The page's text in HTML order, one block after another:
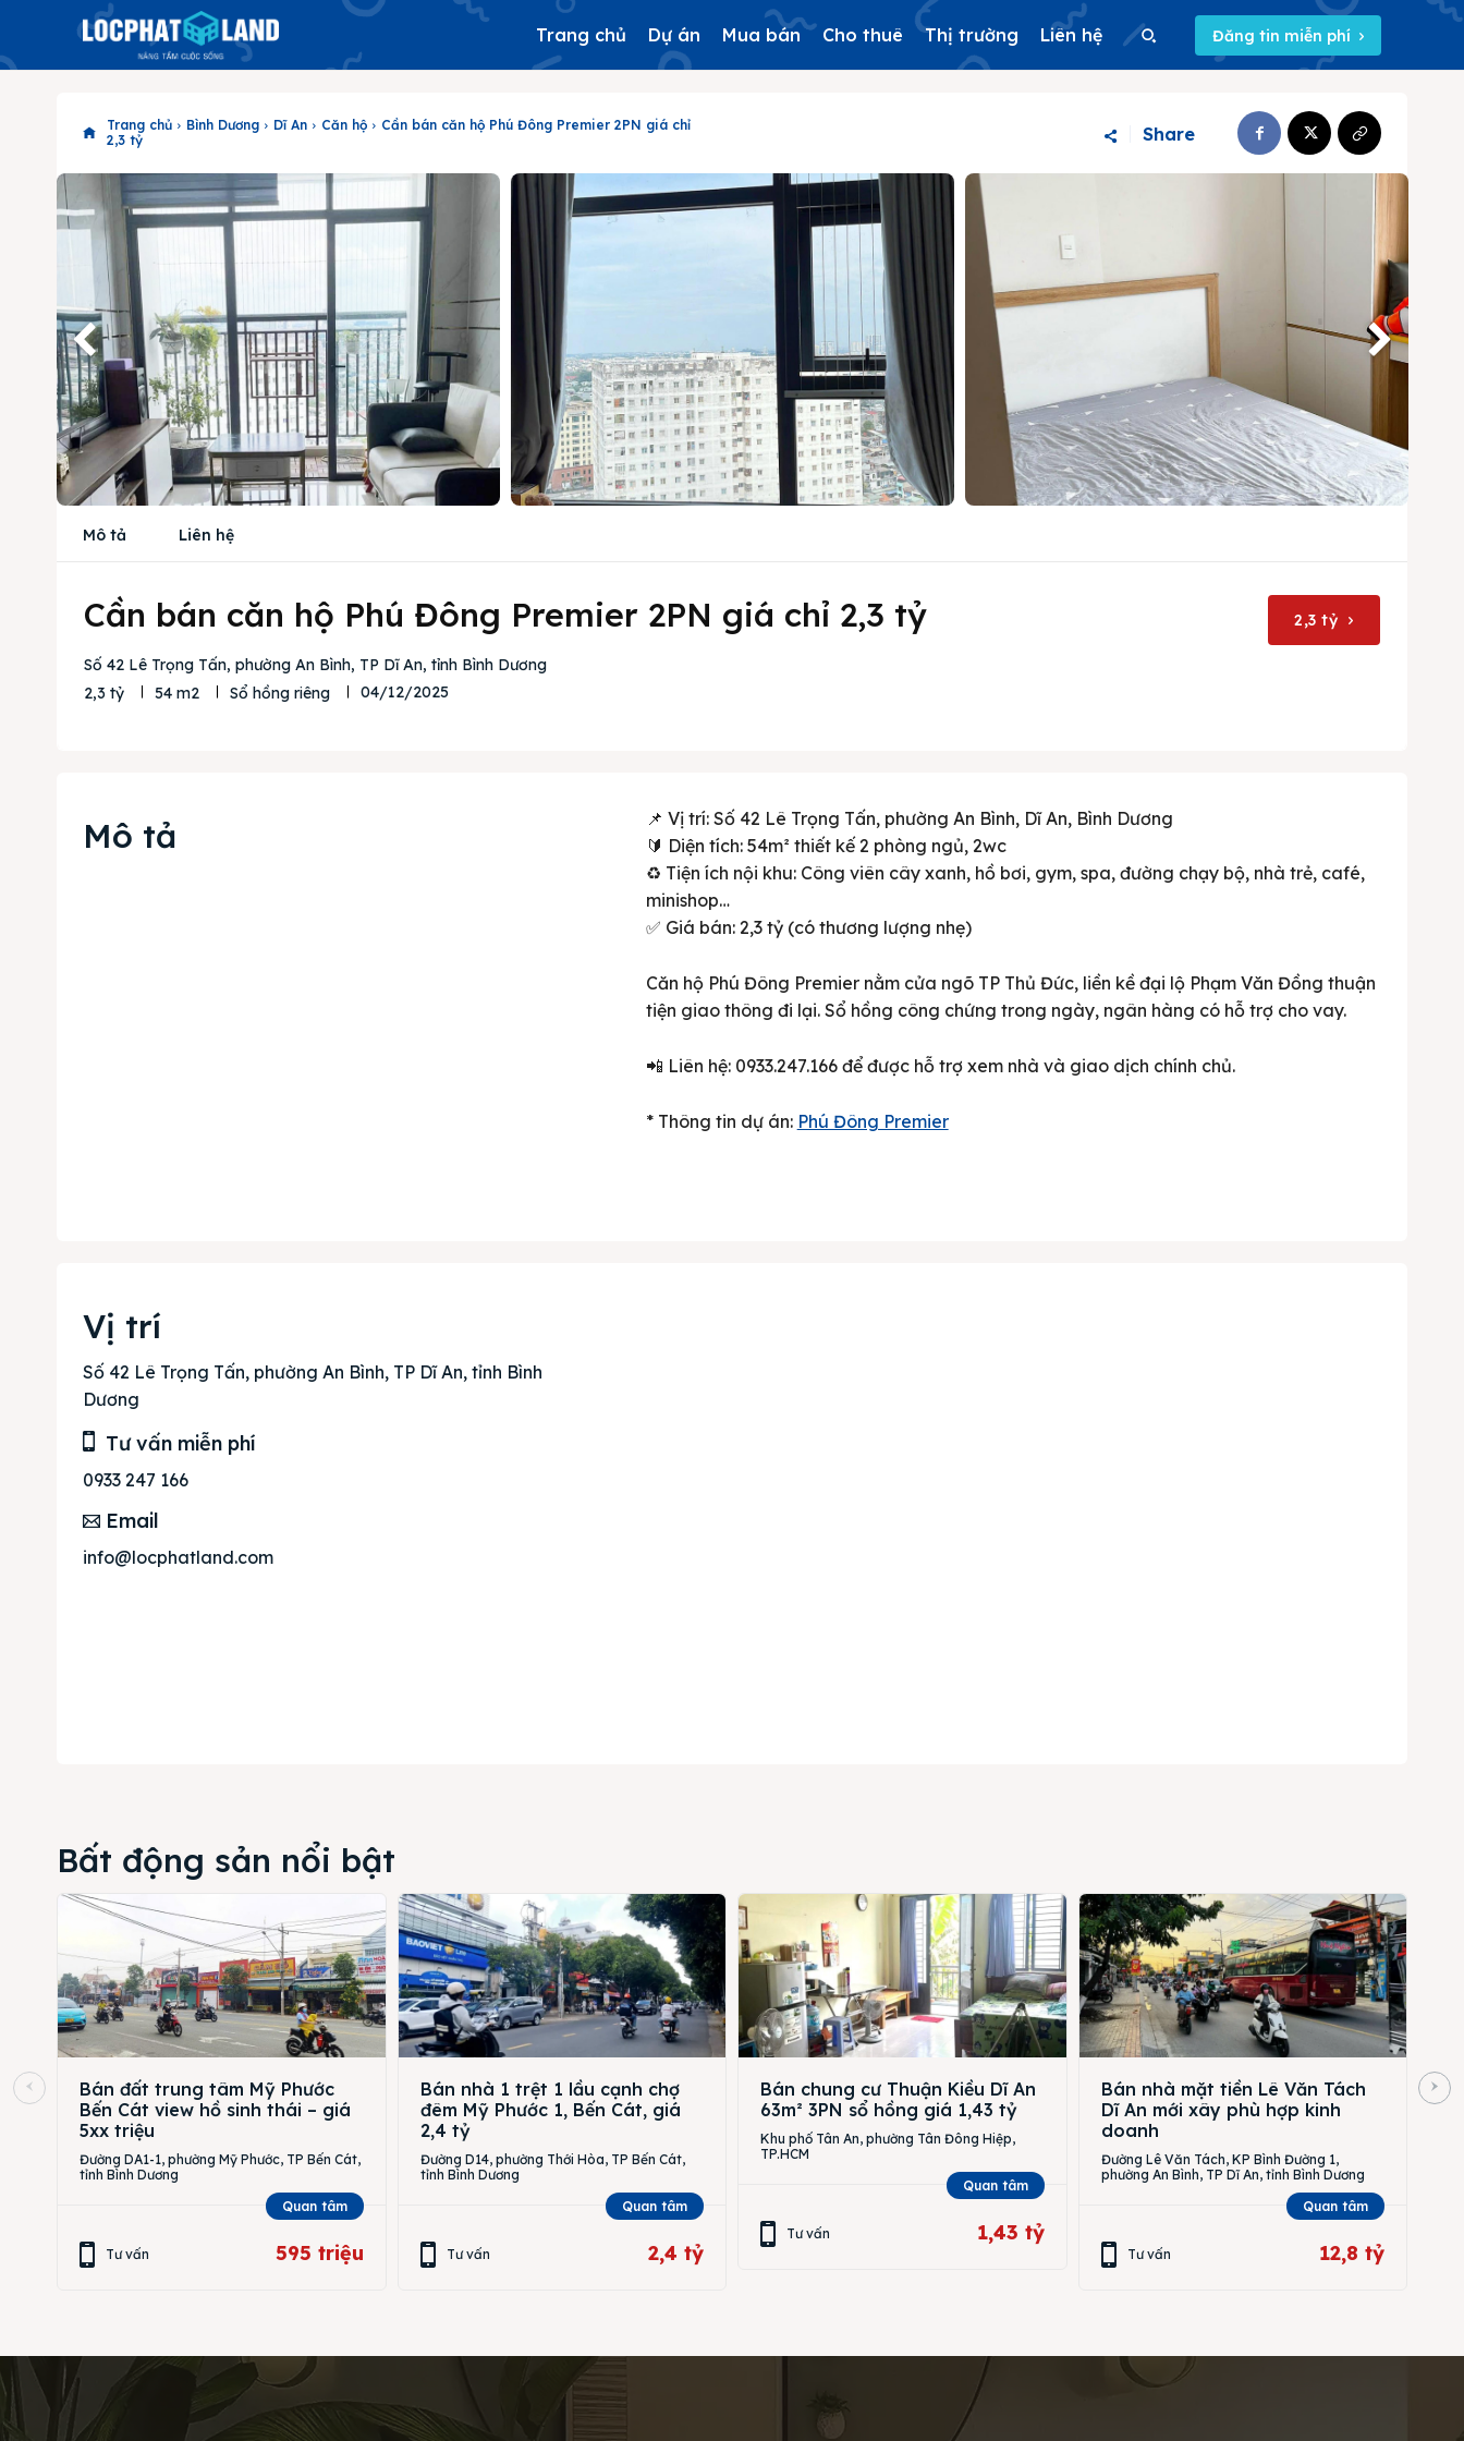
Search
Trang chủ Dự án Mua bán Cho thuê Thị trường Liên hệ Đăng tin miễn phí
Trang chủ Bình Dương Dĩ An Căn hộ
Cần bán căn hộ Phú Đông Premier 2PN giá chỉ
2,3 tỷ
Share
Mô tả Liên hệ
Cần bán căn hộ Phú Đông Premier 2PN giá chỉ 2,3 tỷ
Số 42 Lê Trọng Tấn, phường An Bình, TP Dĩ An, tỉnh Bình Dương
2,3 tỷ
54 m2 Sổ hồng riêng 04/12/2025
2,3 tỷ
Mô tả
📌 Vị trí: Số 42 Lê Trọng Tấn, phường An Bình, Dĩ An, Bình Dương
🔰 Diện tích: 54m² thiết kế 2 phòng ngủ, 2wc
♻️ Tiện ích nội khu: Công viên cây xanh, hồ bơi, gym, spa, đường chạy bộ, nhà trẻ, café,
minishop…
✅ Giá bán: 2,3 tỷ (có thương lượng nhẹ)
Căn hộ Phú Đông Premier nằm cửa ngõ TP Thủ Đức, liền kề đại lộ Phạm Văn Đồng thuận
tiện giao thông đi lại. Sổ hồng công chứng trong ngày, ngân hàng có hỗ trợ cho vay.
📲 Liên hệ: 0933.247.166 để được hỗ trợ xem nhà và giao dịch chính chủ.
* Thông tin dự án: Phú Đông Premier
Vị trí
Số 42 Lê Trọng Tấn, phường An Bình, TP Dĩ An, tỉnh Bình
Dương
Tư vấn miễn phí
0933 247 166
Email
info@locphatland.com
Bất động sản nổi bật
Bán đất trung tâm Mỹ Phước
Bến Cát view hồ sinh thái – giá
5xx triệu
Đường DA1-1, phường Mỹ Phước, TP Bến Cát,
tỉnh Bình Dương
Quan tâm
Tư vấn 595 triệu
Bán nhà 1 trệt 1 lầu cạnh chợ
đêm Mỹ Phước 1, Bến Cát, giá
2,4 tỷ
Đường D14, phường Thới Hòa, TP Bến Cát,
tỉnh Bình Dương
Quan tâm
Tư vấn 2,4 tỷ
Bán chung cư Thuận Kiều Dĩ An
63m² 3PN sổ hồng giá 1,43 tỷ
Khu phố Tân An, phường Tân Đông Hiệp,
TP.HCM
Quan tâm
Tư vấn 1,43 tỷ
Bán nhà mặt tiền Lê Văn Tách
Dĩ An mới xây phù hợp kinh
doanh
Đường Lê Văn Tách, KP Bình Đường 1,
phường An Bình, TP Dĩ An, tỉnh Bình Dương
Quan tâm
Tư vấn 12,8 tỷ